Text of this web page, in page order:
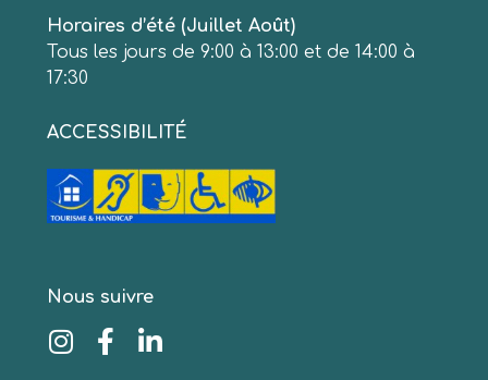
Horaires d’été (Juillet Août)
Tous les jours de 9:00 à 13:00 et de 14:00 à
17:30
ACCESSIBILITÉ
Nous suivre